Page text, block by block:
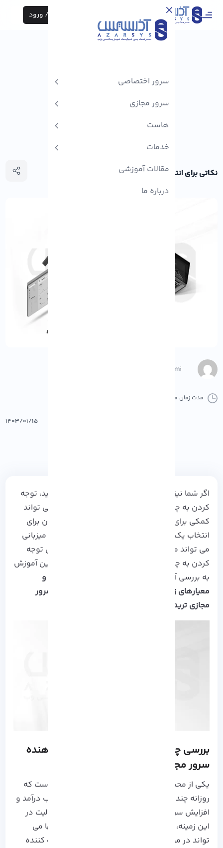
ثبت نام / ورود
سرور اختصاصی
سرور مجازی
هاست
خدمات
مقالات آموزشی
درباره ما
نکاتی برای انتخاب سرویس‌ دهنده سرور مجازی ترید
Negar Gerami
مدت زمان مطالعه :
۱۴۰۳/۰۱/۱۵
اگر شما نیز به دنبال
هستید، توجه
کردن به چند نکته برای انتخاب سرویس دهنده می تواند
کمکی برای تصمیم آگاهانه شما باشد. معیار کاربران برای
انتخاب یک سرویس از خدمات شرکت ارائه دهنده میزبانی
می تواند متفاوت از یکدیگر باشد، اما در حالت کلی توجه
کردن به چند مورد، از ملزومات اولیه است که در این آموزش
به بررسی آن ها خواهیم پرداخت.
همراه ما باشید و
معیارهای زیر را پیش از انتخاب سرویس دهنده سرور
مجازی ترید خود، مطالعه کنید …
بررسی چند نکته برای انتخاب سرویس دهنده
سرور مجازی ترید
یکی از محبوب ترین روش های کسب درآمد ترید است که
روزانه چندین هزار نفر در این مسیر به دنبال کسب درآمد و
افزایش سرمایه خود هستند. اما قبل از شروع فعالیت در
این زمینه، نکاتی وجود دارد که دقت کردن به آنها می
تواند در موفق آمیز بودن خرید
کمک کننده